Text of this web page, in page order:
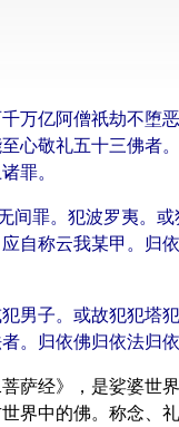
万亿阿僧祇劫不堕
心敬礼五十三佛者
罪。
间罪。犯波罗夷。或
自称云我某甲。归
男子。或故犯犯塔
。归依佛归依法归依
萨经》，是娑婆世界
界中的佛。称念、